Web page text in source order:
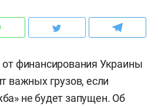
от финансирования Украины
важных грузов, если
не будет запущен. Об